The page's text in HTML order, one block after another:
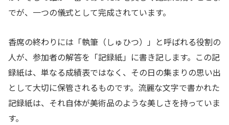
でが、一つの儀式として完成されています。
香席の終わりには「執筆（しゅひつ）」と呼ばれる役割の
人が、参加者の解答を「記録紙」に書き記します。この記
録紙は、単なる成績表ではなく、その日の集まりの思い出
として大切に保管されるものです。流麗な文字で書かれた
記録紙は、それ自体が美術品のような美しさを持っていま
す。